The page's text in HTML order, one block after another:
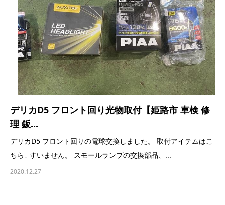
デリカD5 フロント回り光物取付【姫路市 車検 修
理 鈑...
デリカD5 フロント回りの電球交換しました。 取付アイテムはこ
ちら↓ すいません。 スモールランプの交換部品、...
2020.12.27